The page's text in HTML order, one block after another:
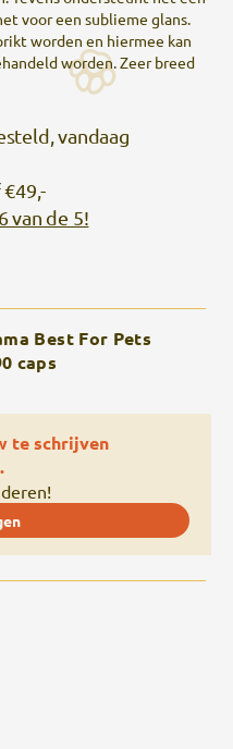
voor een sublieme glans.
worden en hiermee kan
worden. Zeer breed
vandaag
van de 5!
Best For Pets
caps
te schrijven